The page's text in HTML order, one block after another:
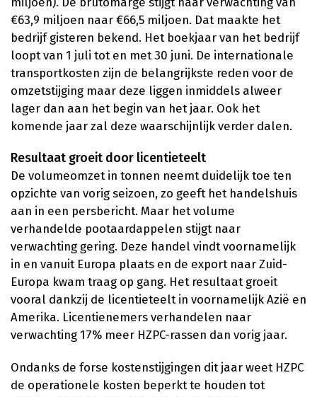
€63,9 miljoen naar €66,5 miljoen. Dat maakte het
bedrijf gisteren bekend. Het boekjaar van het bedrijf
loopt van 1 juli tot en met 30 juni. De internationale
transportkosten zijn de belangrijkste reden voor de
omzetstijging maar deze liggen inmiddels alweer
lager dan aan het begin van het jaar. Ook het
komende jaar zal deze waarschijnlijk verder dalen.
Resultaat groeit door licentieteelt
De volumeomzet in tonnen neemt duidelijk toe ten
opzichte van vorig seizoen, zo geeft het handelshuis
aan in een persbericht. Maar het volume
verhandelde pootaardappelen stijgt naar
verwachting gering. Deze handel vindt voornamelijk
in en vanuit Europa plaats en de export naar Zuid-
Europa kwam traag op gang. Het resultaat groeit
vooral dankzij de licentieteelt in voornamelijk Azië en
Amerika. Licentienemers verhandelen naar
verwachting 17% meer HZPC-rassen dan vorig jaar.
Ondanks de forse kostenstijgingen dit jaar weet HZPC
de operationele kosten beperkt te houden tot